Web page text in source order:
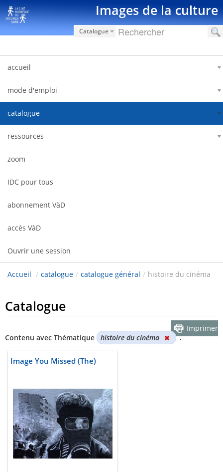
Saut au contenu Images de la culture
Catalogue
accueil
mode d'emploi
catalogue
ressources
zoom
IDC pour tous
abonnement VàD
accès VàD
Ouvrir une session
Accueil / catalogue / catalogue général / histoire du cinéma
Catalogue
Contenu avec Thématique histoire du cinéma .
Imprimer
Image You Missed (The)